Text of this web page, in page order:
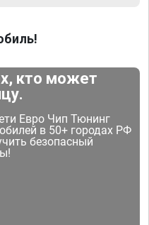
кто может
Евро Чип Тюнинг
в 50+ городах РФ
безопасный